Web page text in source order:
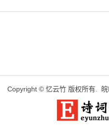
Copyright © 忆云竹 版权所有.